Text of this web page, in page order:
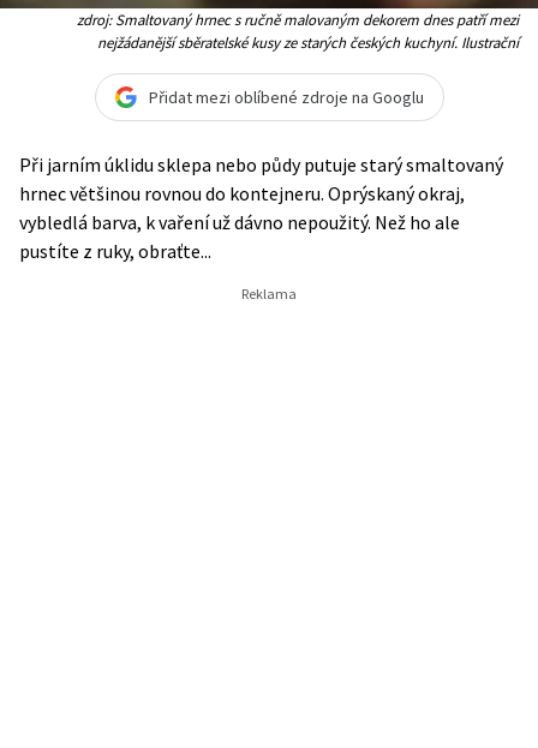
zdroj: Smaltovaný hrnec s ručně malovaným dekorem dnes patří mezi
nejžádanější sběratelské kusy ze starých českých kuchyní. Ilustrační
Přidat mezi oblíbené zdroje na Googlu
Při jarním úklidu sklepa nebo půdy putuje starý smaltovaný
hrnec většinou rovnou do kontejneru. Oprýskaný okraj,
vybledlá barva, k vaření už dávno nepoužitý. Než ho ale
pustíte z ruky, obraťte...